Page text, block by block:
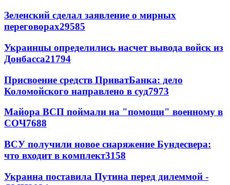
Зеленский сделал заявление о мирных
переговорах29585
Украинцы определились насчет вывода войск из
Донбасса21794
Присвоение средств ПриватБанка: дело
Коломойского направлено в суд7973
Майора ВСП поймали на "помощи" военному в
СОЧ7688
ВСУ получили новое снаряжение Бундесвера:
что входит в комплект3158
Украина поставила Путина перед дилеммой -